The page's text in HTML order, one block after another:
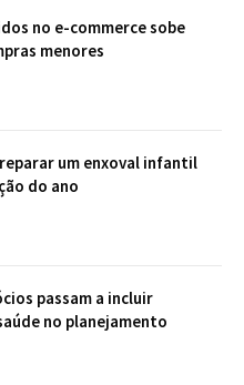
no e-commerce sobe
menores
um enxoval infantil
do ano
passam a incluir
no planejamento